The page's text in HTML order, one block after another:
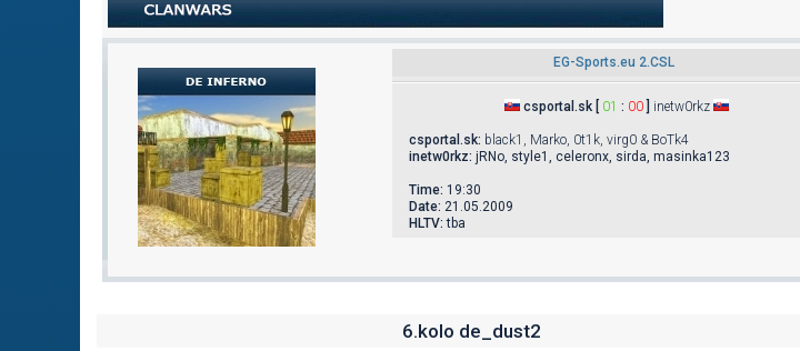
EG-Sports.eu 2.CSL
csportal.sk [ 01 : 00 inetw0rkz
csportal.sk: black1, Marko, 0t1k, virg0 & BoTk4
inetw0rkz: jRNo, style1, celeronx, sirda, masinka123
Time: 19:30
Date: 21.05.2009
HLTV:tba
6.kolo de_dust2